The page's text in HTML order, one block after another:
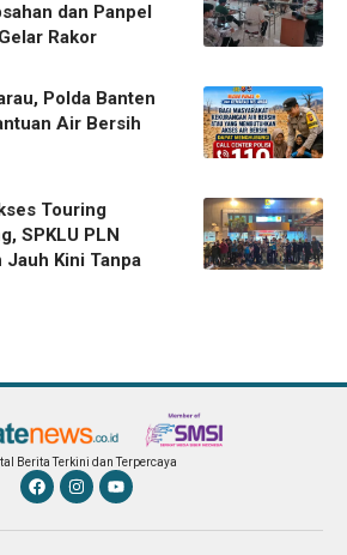
dan Panpel
Rakor
Polda Banten
Air Bersih
Touring
SPKLU PLN
Jauh Kini Tanpa
Berita Terkini dan Terpercaya